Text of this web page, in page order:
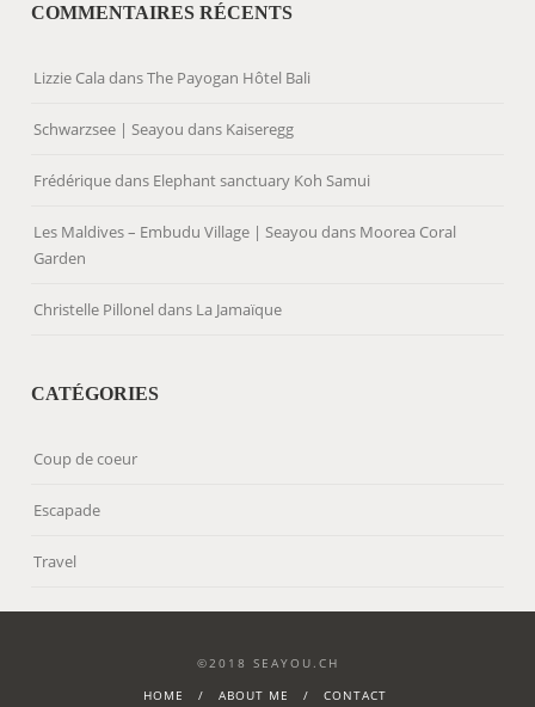
COMMENTAIRES RÉCENTS
Lizzie Cala dansThe Payogan Hôtel Bali
Schwarzsee | Seayou dans Kaiseregg
Frédériquedans Elephant sanctuary Koh Samui
Les Maldives – Embudu Village | Seayou dans Moorea Coral
Garden
Christelle Pillonel dans La Jamaïque
CATÉGORIES
Coup de coeur
Escapade
Travel
©2018 SEAYOU.CH
HOME
ABOUT ME CONTACT